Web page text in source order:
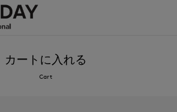
カートに入れる
Cart